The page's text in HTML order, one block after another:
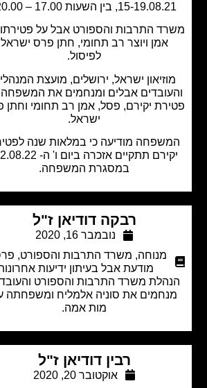
בין השעות 17.00 – 20.00.
התרבות והספורט אבל על פטירתו של
אמן ויוצר רב תחומי, חתן פרס ישראל
ישראל, ירושלים, מועצת המנהלים
אבלים ומנחמים את המשפחה על
יקירם, פסל, אמן רב תחומי וחתן פרס
מודיעה כי במלאות שנה לפטירת
יקירם תתקיים אזכרה ביום ו' ה- 12.08.22,
במסגרת המשפחה.
רבקה דודיאן ז"ל
נובמבר 16, 2020
מנוחה
משרד התרבות והספורט,פרסום
מודעת אבל בעיתון ידיעות אחרונות
משרד התרבות והספורט והעובדים
את סוניה אלמליח ומשפחתה על
מות אמה.
רבין דודיאן ז"ל
אוקטובר 20, 2020